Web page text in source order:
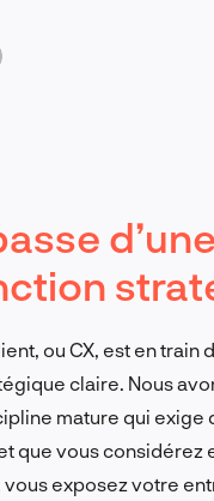
ou CX, est en
claire. Nous
mature qui
que vous considérez
exposez votre